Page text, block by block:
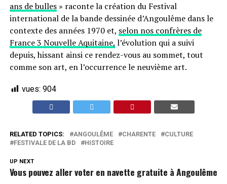
ans de bulles» raconte la création du Festival
international de la bande dessinée d’Angoulême dans le
contexte des années 1970 et, selon nos confrères de
France 3 Nouvelle Aquitaine, l’évolution qui a suivi
depuis, hissant ainsi ce rendez-vous au sommet, tout
comme son art, en l’occurrence le neuvième art.
vues: 904
RELATED TOPICS: ANGOULÊME CHARENTE
CULTURE
FESTIVALE DE LA BD
HISTOIRE
UP NEXT
Vous pouvez aller voter en navette gratuite à Angoulême